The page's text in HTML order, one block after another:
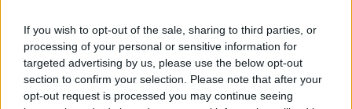
If you wish to opt-out of the sale, sharing to third parties, or
processing of your personal or sensitive information for
targeted advertising by us, please use the below opt-out
section to confirm your selection. Please note that after your
opt-out request is processed you may continue seeing